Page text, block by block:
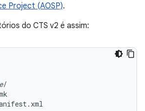
Project (AOSP).
do CTS v2 é assim:
/